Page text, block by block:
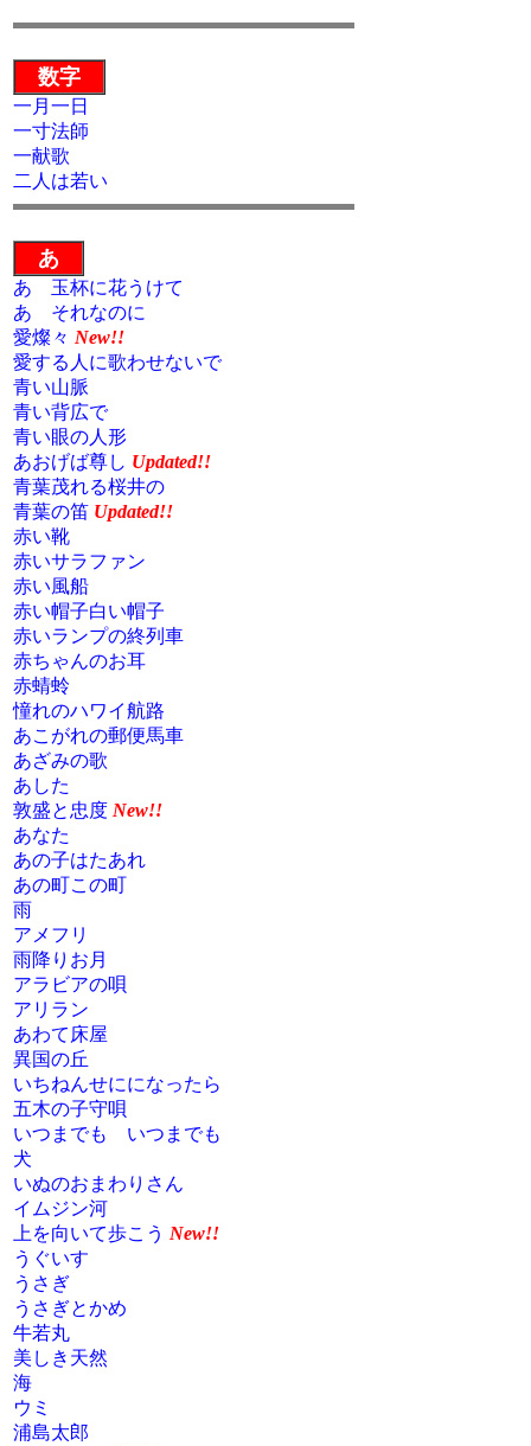
数字
一月一日
一寸法師
一献歌
二人は若い
あ
あゝ玉杯に花うけて
あゝそれなのに
愛燦々 New!!
愛する人に歌わせないで
青い山脈
青い背広で
青い眼の人形
あおげば尊し Updated!!
青葉茂れる桜井の
青葉の笛 Updated!!
赤い靴
赤いサラファン
赤い風船
赤い帽子白い帽子
赤いランプの終列車
赤ちゃんのお耳
赤蜻蛉
憧れのハワイ航路
あこがれの郵便馬車
あざみの歌
あした
敦盛と忠度 New!!
あなた
あの子はたあれ
あの町この町
雨
アメフリ
雨降りお月
アラビアの唄
アリラン
あわて床屋
異国の丘
いちねんせにになったら
五木の子守唄
いつまでも いつまでも
犬
いぬのおまわりさん
イムジン河
上を向いて歩こう New!!
うぐいす
うさぎ
うさぎとかめ
牛若丸
美しき天然
海
ウミ
浦島太郎